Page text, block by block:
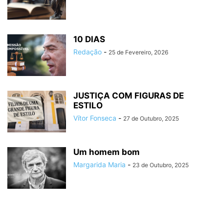
10 DIAS
Redação - 25 de Fevereiro, 2026
JUSTIÇA COM FIGURAS DE
ESTILO
Vítor Fonseca - 27 de Outubro, 2025
Um homem bom
Margarida Maria - 23 de Outubro, 2025